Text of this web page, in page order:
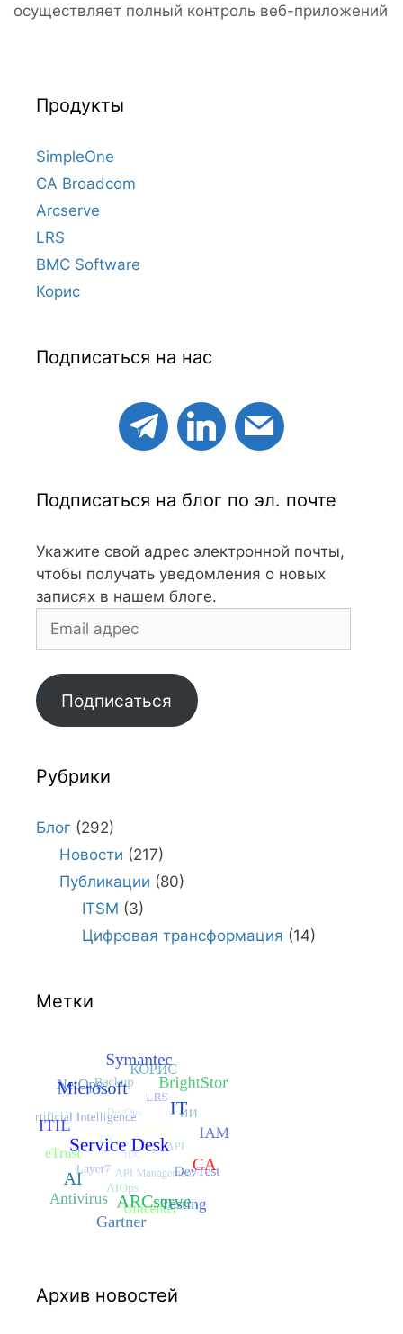
осуществляет полный контроль веб-приложений
Продукты
SimpleOne
CA Broadcom
Arcserve
LRS
BMC Software
Корис
Подписаться на нас
Подписаться на блог по эл. почте
Укажите свой адрес электронной почты,
чтобы получать уведомления о новых
записях в нашем блоге.
Email
Подписаться
Рубрики
Блог (292)
Новости (217)
Публикации (80)
ITSM (3)
Цифровая трансформация (14)
Метки
Архив новостей